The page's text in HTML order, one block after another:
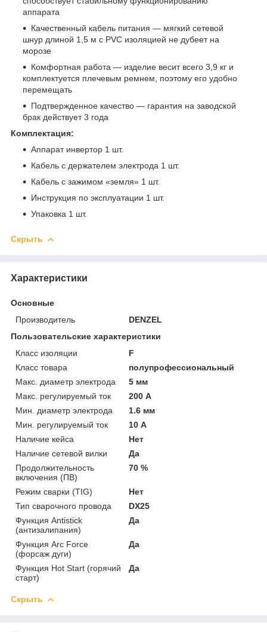
аппарата
Качественный кабель питания — мягкий сетевой
шнур длиной 1,5 м с PVC изоляцией не дубеет на
морозе
Комфортная работа — изделие весит всего 3,9 кг и
комплектуется плечевым ремнем, поэтому его удобно
перемещать
Подтвержденное качество — гарантия на заводской
брак действует 3 года
Комплектация:
Аппарат инвертор 1 шт.
Кабель с держателем электрода 1 шт.
Кабель с зажимом «земля» 1 шт.
Инструкция по эксплуатации 1 шт.
Упаковка 1 шт.
Скрыть
Характеристики
Основные
Производитель
DENZEL
Пользовательские характеристики
Класс изоляции
F
Класс товара
полупрофессиональный
Макс. диаметр электрода
5 мм
Макс. регулируемый ток
200 А
Мин. диаметр электрода
1.6 мм
Мин. регулируемый ток
10 А
Наличие кейса
Нет
Наличие сетевой вилки
Да
Продолжительность
включения (ПВ)
70 %
Режим сварки (TIG)
Нет
Тип сварочного провода
DX25
Функция Antistick
(антизалипания)
Да
Функция Arc Force
(форсаж дуги)
Да
Функция Hot Start (горячий
старт)
Да
Скрыть